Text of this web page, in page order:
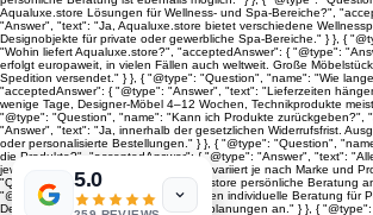
Aqualuxe.store Lösungen für Wellness- und Spa-Bereiche?",
"Answer", "text": "Ja, Aqualuxe.store bietet verschiedene
Designobjekte für private oder gewerbliche Spa-Bereiche." } }, {
"Wohin liefert Aqualuxe.store?", "acceptedAnswer": { "@type":
erfolgt europaweit, in vielen Fällen auch weltweit. Große
Spedition versendet." } }, { "@type": "Question", "name": "Wie
"acceptedAnswer": { "@type": "Answer", "text": "Lieferzeiten
wenige Tage, Designer-Möbel 4–12 Wochen, Technikprodukte
"@type": "Question", "name": "Kann ich Produkte zurückgeben?",
"Answer", "text": "Ja, innerhalb der gesetzlichen Widerrufsfrist.
oder personalisierte Bestellungen." } }, { "@type": "Question",
die Produkte?", "acceptedAnswer": { "@type": "Answer", "text":
jeweilige Herstellergarantie. Die Dauer variiert je nach Marke und
"Question", "name": "Bietet Aqualuxe.store persönliche Beratung
"@type": "Answer", "text": "Ja, wir bieten individuelle Beratung für
Designerstücke und komplette Projektplanungen an." } }, {
5.0